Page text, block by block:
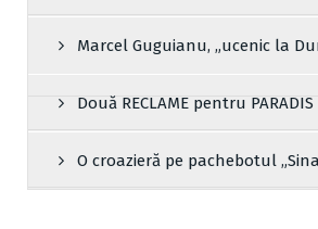
Marcel Guguianu, „ucenic la
Două RECLAME pentru PARADIS
O croazieră pe pachebotul